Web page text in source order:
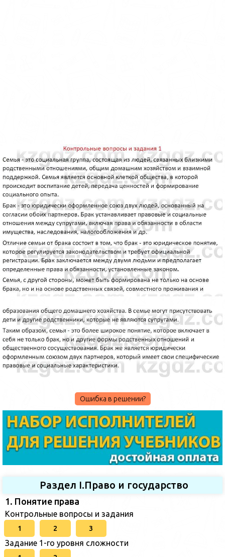
Ошибка в решении?
Раздел I.Право и государство
1. Понятие права
Контрольные вопросы и задания
1 2 3
Задание 1-го уровня сложности